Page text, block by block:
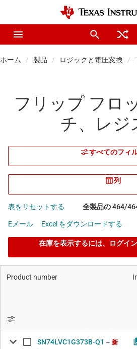
ホーム 製品 ロジックと電圧変換
フリップ フロ
チ、レジ
すべてのフィ
列
表をリセットする 全製品の 464/
Eメール Excel をダウンロードする
在庫を表示するには、ログイ
Product number
SN74LVC1G373B-Q1
新